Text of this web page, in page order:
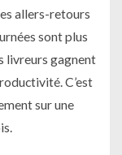
allers-retours
sont plus
livreurs gagnent
C’est
sur une